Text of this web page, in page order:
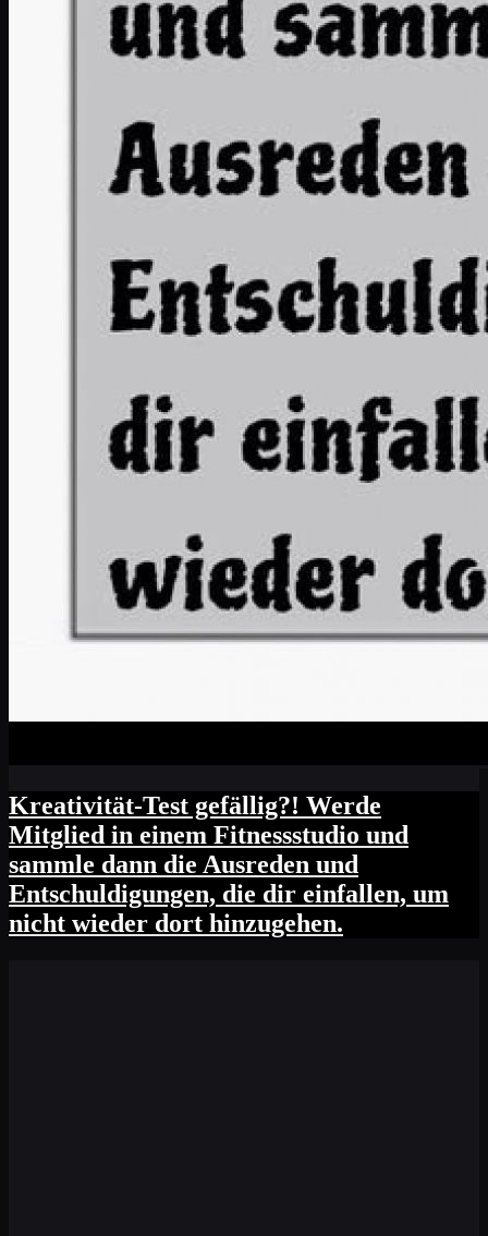
Kreativität-Test gefällig?! Werde
Mitglied in einem Fitnessstudio und
sammle dann die Ausreden und
Entschuldigungen, die dir einfallen, um
nicht wieder dort hinzugehen.